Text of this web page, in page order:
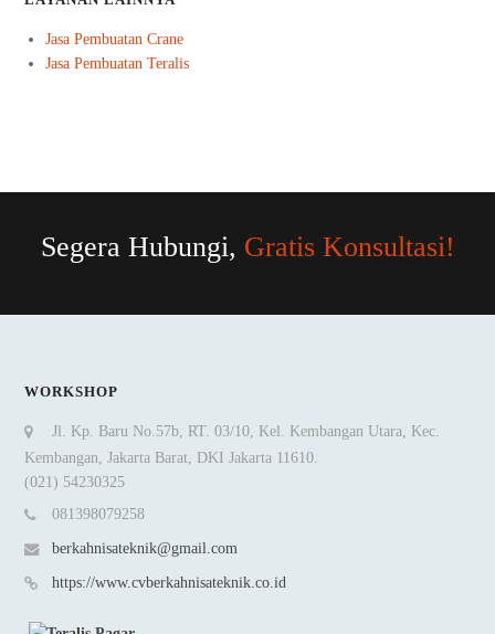
Jasa Pembuatan Crane
Jasa Pembuatan Teralis
Segera Hubungi, Gratis Konsultasi!
WORKSHOP
Jl. Kp. Baru No.57b, RT. 03/10, Kel. Kembangan Utara, Kec.
Kembangan, Jakarta Barat, DKI Jakarta 11610.
(021) 54230325
081398079258
berkahnisateknik@gmail.com
https://www.cvberkahnisateknik.co.id